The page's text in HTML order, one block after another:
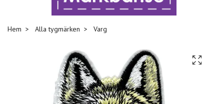
Hem Alla tygmärken Varg